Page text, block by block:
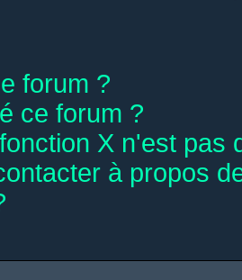
forum ?
ce forum ?
X n'est pas
à propos